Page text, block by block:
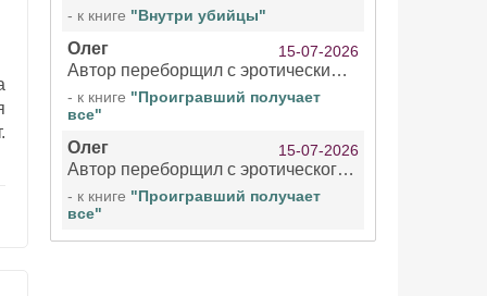
- к книге "Внутри убийцы"
Олег 15-07-2026
Автор переборщил с эротическими сценами. Похоже, с этим у него проблемы.
- к книге "Проигравший получает
все"
Олег 15-07-2026
Автор переборщил с эротического сценами. Похоже, с этим у него проблемы.
- к книге "Проигравший получает
все"